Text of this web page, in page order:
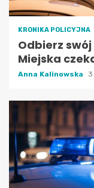
KRONIKA POLICYJNA
Odbierz
Miejska
Anna Kalinowska